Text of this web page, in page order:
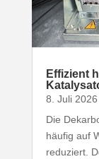
Effizient
8. Juli 2026
Die
häufig auf
reduziert.